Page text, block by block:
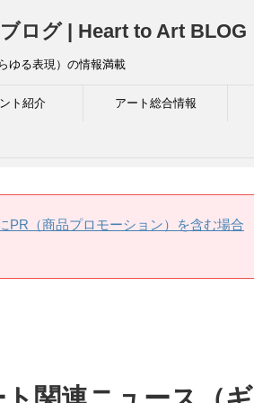
ログ | Heart to Art BLOG
ゆる表現）の情報満載
ト紹介 アート総合情報
PR（商品プロモーション）を含む場合